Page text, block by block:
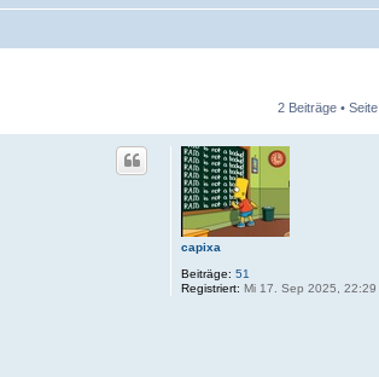
2 Beiträge • Seite
capixa
Beiträge: 51
Registriert: Mi 17. Sep 2025, 22:29